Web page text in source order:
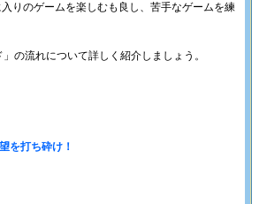
りのゲームを楽しむも良し、苦手なゲームを練
の流れについて詳しく紹介しましょう。
を打ち砕け！